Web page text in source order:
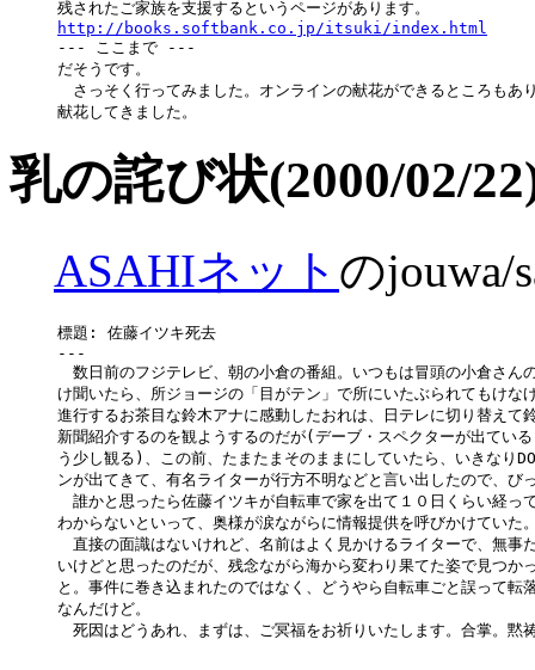
http://books.softbank.co.jp/itsuki/index.html
--- ここまで ---
だそうです。
さっそく行ってみました。オンラインの献花ができるところもあ
乳の詫び状(2000/02/
ASAHIネット のjouwa/
標題: 佐藤イツキ死去
---
数日前のフジテレビ、朝の小倉の番組。いつもは冒頭の小倉さん
け聞いたら、所ジョージの「目がテン」で所にいたぶられてもけな
進行するお茶目な鈴木アナに感動したおれは、日テレに切り替えて
新聞紹介するのを観ようするのだが(デーブ・スペクターが出てい
う少し観る)、この前、たまたまそのままにしていたら、いきなり
ンが出てきて、有名ライターが行方不明などと言い出したので、び
誰かと思ったら佐藤イツキが自転車で家を出て１０日くらい経っ
わからないといって、奥様が涙ながらに情報提供を呼びかけていた
直接の面識はないけれど、名前はよく見かけるライターで、無事
いけどと思ったのだが、残念ながら海から変わり果てた姿で見つか
と。事件に巻き込まれたのではなく、どうやら自転車ごと誤って転
なんだけど。